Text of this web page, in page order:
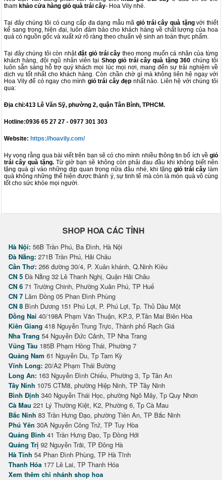
tham khảo cửa hàng giỏ quà trái cây- Hoa Vily nhé.
Tại đây chúng tôi có cung cấp đa dạng mẫu mãgiỏ trái cây quà tặngvới thiết
kế sang trọng, hiện đại, luôn đảm bảo cho khách hàng về chất lượng của hoa
quả có nguồn gốc và xuất xứ rõ ràng theo chuẩn vệ sinh an toàn thực phẩm.
Tại đây chúng tôi còn nhậtđặt giỏ trái cây theo mong muốn cá nhân của từng
khách hàng, đội ngũ nhân viên tại Shop giỏ trái cây quà tặng 360 chúng tôi
luôn sẵn sàng hỗ trợ quý khách mọi lúc mọi nơi, mang đến sự trải nghiệm về
dịch vụ tốt nhất cho khách hàng. Còn chần chờ gì mà không liên hệ ngay với
Hoa Vily để có ngay cho mình giỏ trái cây đẹp nhất nào. Liên hệ với chúng tôi
qua:
Địa chỉ:413 Lê Văn Sỹ, phường 2, quận Tân Bình, TPHCM.
Hotline:0936 65 27 27 - 0977 301 303
Website: https://hoavily.com/
Hy vọng rằng qua bài viết trên bạn sẽ có cho mình nhiều thông tin bổ ích về giỏ
trái cây quà tặng. Từ giờ bạn sẽ không còn phải đau đầu khi không biết nên
tặng quà gì vào những dịp quan trọng nữa đâu nhé, khi tặng giỏ trái cây làm
quà không những thể hiện được thành ý, sự tinh tế mà còn là món quà vô cùng
tốt cho sức khỏe mọi người.
SHOP HOA CÁC TỈNH
Hà Nội: 56B Trần Phú, Ba Đình, Hà Nội
Đà Nẵng: 271B Trần Phú, Hải Châu
Cần Thơ: 266 đường 30/4, P. Xuân khánh, Q.Ninh Kiều
CN 5 Đà Nẵng 32 Lê Thanh Nghị, Quận Hải Châu
CN 6 71 Trường Chinh, Phường Xuân Phú, TP Huế
CN 7 Lâm Đồng 05 Phan Đình Phùng
CN 8 Bình Dương 151 Phú Lợi, P. Phú Lợi, Tp. Thủ Dầu Một
Đồng Nai 40/198A Phạm Văn Thuận, KP.3, P.Tân Mai Biên Hòa
Kiên Giang 418 Nguyễn Trung Trực, Thành phố Rạch Giá
Nha Trang 54 Nguyễn Đức Cảnh, TP Nha Trang
Vũng Tàu 185B Phạm Hồng Thái, Phường 7
Quảng Nam 61 Nguyễn Du, Tp Tam Kỳ
Vĩnh Long: 20/A2 Phạm Thái Bường
Long An: 163 Nguyễn Đình Chiểu, Phường 3, Tp Tân An
Tây Ninh 1075 CTM8, phường Hiệp Ninh, TP Tây Ninh
Bình Định 340 Nguyễn Thái Học, phường Ngô Mây, Tp Quy Nhơn
Cà Mau 221 Lý Thường Kiệt, K2, Phường 6, Tp Cà Mau
Bắc Ninh 83 Trần Hưng Đạo, phường Tiền An, TP Bắc Ninh
Phú Yên 30A Nguyễn Công Trứ, TP Tuy Hòa
Quảng Bình 41 Trần Hưng Đạo, Tp Đồng Hới
Quảng Trị 92 Nguyễn Trãi, TP Đông Hà
Hà Tĩnh 54 Phan Đình Phùng, TP Hà Tĩnh
Thanh Hóa 177 Lê Lai, TP Thanh Hóa
Xem thêm chi nhánh shop hoa